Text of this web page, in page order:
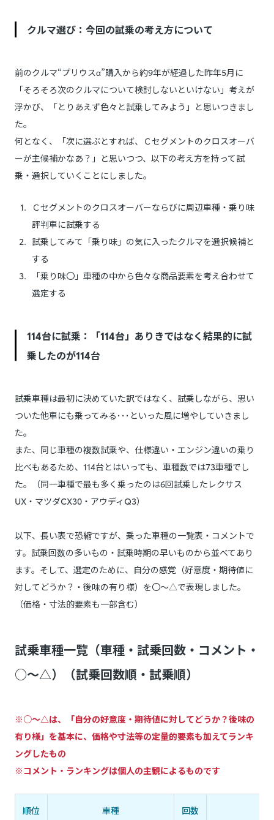
クルマ選び：今回の試乗の考え方について
前のクルマ“プリウスα”購入から約9年が経過した昨年5月に
「そろそろ次のクルマについて検討しないといけない」考えが
浮かび、「とりあえず色々と試乗してみよう」と思いつきまし
た。
何となく、「次に選ぶとすれば、Ｃセグメントのクロスオーバ
ーが主候補かなあ？」と思いつつ、以下の考え方を持って試
乗・選択していくことにしました。
Ｃセグメントのクロスオーバーならびに周辺車種・乗り味
評判車に試乗する
試乗してみて「乗り味」の気に入ったクルマを選択候補と
する
「乗り味〇」車種の中から色々な商品要素を考え合わせて
選定する
114台に試乗：「114台」ありきではなく結果的に試
乗したのが114台
試乗車種は最初に決めていた訳ではなく、試乗しながら、思い
ついた他車にも乗ってみる･･･といった風に増やしていきまし
た。
また、同じ車種の複数試乗や、仕様違い・エンジン違いの乗り
比べもあるため、114台とはいっても、車種数では73車種でし
た。（同一車種で最も多く乗ったのは6回試乗したレクサス
UX・マツダCX30・アウディQ3）
以下、長い表で恐縮ですが、乗った車種の一覧表・コメントで
す。試乗回数の多いもの・試乗時期の早いものから並べてあり
ます。そして、選定のために、自分の感覚（好意度・期待値に
対してどうか？・後味の有り様）を〇～△で表現しました。
（価格・寸法的要素も一部含む）
試乗車種一覧（車種・試乗回数・コメント・
○～△）（試乗回数順・試乗順）
※○～△は、「自分の好意度・期待値に対してどうか？後味の
有り様」を基本に、価格や寸法等の定量的要素も加えてランキ
ングしたもの
※コメント・ランキングは個人の主観によるものです
順位 車種 回数